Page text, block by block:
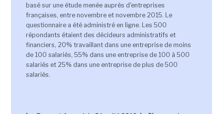
basé sur une étude menée auprès d'entreprises
françaises, entre novembre et novembre 2015. Le
questionnaire a été administré en ligne. Les 500
répondants étaient des décideurs administratifs et
financiers, 20% travaillant dans une entreprise de moins
de 100 salariés, 55% dans une entreprise de 100 à 500
salariés et 25% dans une entreprise de plus de 500
salariés.